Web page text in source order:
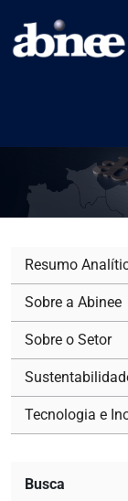
Resumo
Sobre a Abinee
Sobre o Setor
Tecnologia e
Busca